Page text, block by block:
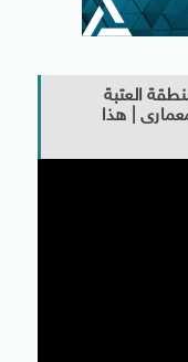
العتبة
المعمارى | هذا